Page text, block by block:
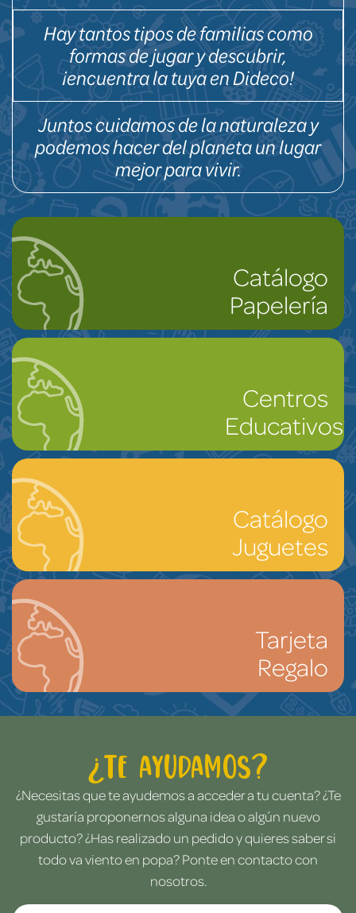
Hay tantos tipos de familias como
formas de jugar y descubrir,
¡encuentra la tuya en Dideco!
Juntos cuidamos de la naturaleza y
podemos hacer del planeta un lugar
mejor para vivir.
Catálogo
Papelería
Centros
Educativos
Catálogo
Juguetes
Tarjeta
Regalo
¿Te ayudamos?
¿Necesitas que te ayudemos a acceder a tu cuenta? ¿Te
gustaría proponernos alguna idea o algún nuevo
producto? ¿Has realizado un pedido y quieres saber si
todo va viento en popa? Ponte en contacto con
nosotros.